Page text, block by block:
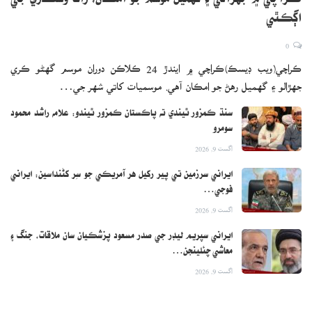
اها ناهي ڏني وئي عوام طرفان موٽ ضرور ملي آھي ، افسوس ته سياسي
اسان کي هن تعلقي جي مالڪي ڪرڻ گهرجي .
اڳڪٿي
ڪراچي(ويب ڊيسڪ)ڪراچي ۾ ايندڙ 24 ڪلاڪن دوران موسم گهڻو ڪري
جهڙالو ۽ گهميل رهڻ جو امڪان آهي. موسميات کاتي شهر جي…
سنڌ ڪمزور ٿيندي ته پاڪستان ڪمزور ٿيندو: علامه راشد محمود
سومرو
اگست 9, 2026
ايراني سرزمين تي پير رکيل هر آمريڪي جو سِر کڻنداسين: ايراني
فوجي…
اگست 9, 2026
ايراني سپريم ليڊر جي صدر مسعود پزشڪيان سان ملاقات، جنگ ۽
معاشي چئلينجن…
اگست 9, 2026